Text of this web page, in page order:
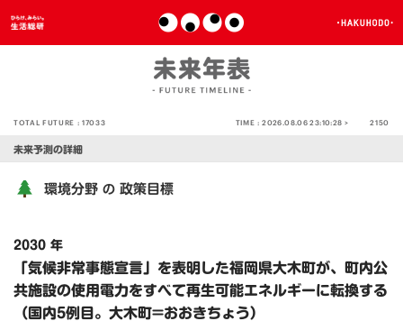
TOTAL FUTURE :17033 TIME :2026.08.06 23:10:28 > 2150
未来予測の詳細
環境分野 の 政策目標
2030 年
「気候非常事態宣言」を表明した福岡県大木町が、町内公
共施設の使用電力をすべて再生可能エネルギーに転換する
（国内5例目。大木町=おおきちょう）